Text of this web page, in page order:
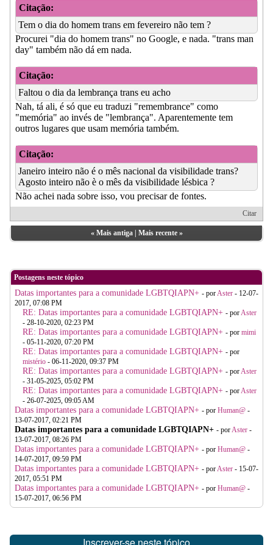
Citação:
Tem o dia do homem trans em fevereiro não tem ?
Procurei "dia do homem trans" no Google, e nada. "trans man
day" também não dá em nada.
Citação:
Faltou o dia da lembrança trans eu acho
Nah, tá ali, é só que eu traduzi "remembrance" como
"memória" ao invés de "lembrança". Aparentemente tem
outros lugares que usam memória também.
Citação:
Janeiro inteiro não é o mês nacional da visibilidade trans?
Agosto inteiro não è o mês da visibilidade lésbica ?
Não achei nada sobre isso, vou precisar de fontes.
Citar
« Mais antiga| Mais recente»
Postagens neste tópico
Datas importantes para a comunidade LGBTQIAPN+ - porAster - 12-07-
2017, 07:08 PM
RE: Datas importantes para a comunidade LGBTQIAPN+ - porAster
- 28-10-2020, 02:23 PM
RE: Datas importantes para a comunidade LGBTQIAPN+ - por mimi
- 05-11-2020, 07:20 PM
RE: Datas importantes para a comunidade LGBTQIAPN+ - por
mistério - 06-11-2020, 09:37 PM
RE: Datas importantes para a comunidade LGBTQIAPN+ - porAster
- 31-05-2025, 05:02 PM
RE: Datas importantes para a comunidade LGBTQIAPN+ - porAster
- 26-07-2025, 09:05 AM
Datas importantes para a comunidade LGBTQIAPN+ - por Human@ -
13-07-2017, 02:21 PM
Datas importantes para a comunidade LGBTQIAPN+ - porAster -
13-07-2017, 08:26 PM
Datas importantes para a comunidade LGBTQIAPN+ - por Human@ -
14-07-2017, 09:59 PM
Datas importantes para a comunidade LGBTQIAPN+ - porAster - 15-07-
2017, 05:51 PM
Datas importantes para a comunidade LGBTQIAPN+ - por Human@ -
15-07-2017, 06:56 PM
Inscrever-se neste tópico